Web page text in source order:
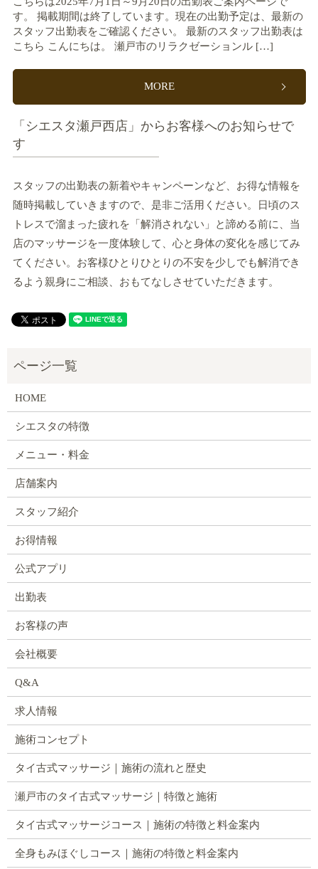
す。 掲載期間は終了しています。現在の出勤予定は、最新の
スタッフ出勤表をご確認ください。 最新のスタッフ出勤表は
こちら こんにちは。 瀬戸市のリラクゼーションル […]
MORE
「シエスタ瀬戸西店」からお客様へのお知らせで
す
スタッフの出勤表の新着やキャンペーンなど、お得な情報を
随時掲載していきますので、是非ご活用ください。日頃のス
トレスで溜まった疲れを「解消されない」と諦める前に、当
店のマッサージを一度体験して、心と身体の変化を感じてみ
てください。お客様ひとりひとりの不安を少しでも解消でき
るよう親身にご相談、おもてなしさせていただきます。
HOME
シエスタの特徴
メニュー・料金
店舗案内
スタッフ紹介
お得情報
公式アプリ
出勤表
お客様の声
会社概要
Q&A
求人情報
施術コンセプト
タイ古式マッサージ｜施術の流れと歴史
瀬戸市のタイ古式マッサージ｜特徴と施術
タイ古式マッサージコース｜施術の特徴と料金案内
全身もみほぐしコース｜施術の特徴と料金案内